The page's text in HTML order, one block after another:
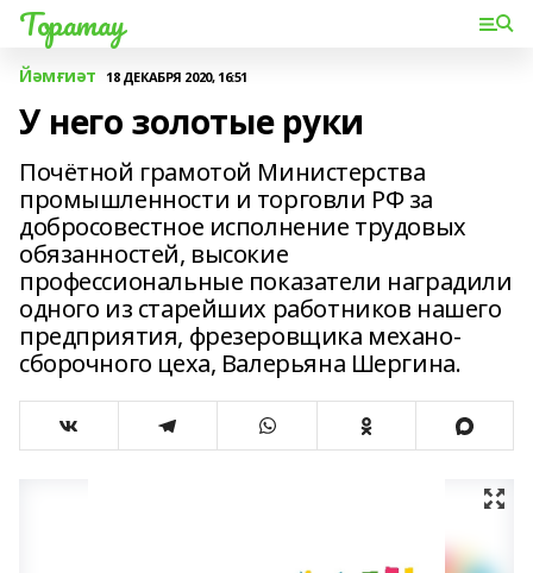
Торатау
Йәмғиәт 18 ДЕКАБРЯ 2020, 16:51
У него золотые руки
Почётной грамотой Министерства
промышленности и торговли РФ за
добросовестное исполнение трудовых
обязанностей, высокие
профессиональные показатели наградили
одного из старейших работников нашего
предприятия, фрезеровщика механо-
сборочного цеха, Валерьяна Шергина.